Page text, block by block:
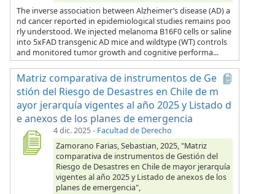
The inverse association between Alzheimer’s disease (AD) a
nd cancer reported in epidemiological studies remains poo
rly understood. We injected melanoma B16F0 cells or saline
into 5xFAD transgenic AD mice and wildtype (WT) controls
and monitored tumor growth and cognitive performa...
Matriz comparativa de instrumentos de Ge
stión del Riesgo de Desastres en Chile de m
ayor jerarquía vigentes al año 2025 y Listado d
e anexos de los planes de emergencia
4 dic. 2025- Facultad de Derecho
Zamorano Farias, Sebastian, 2025, "Matriz
comparativa de instrumentos de Gestión del
Riesgo de Desastres en Chile de mayor jerarquía
vigentes al año 2025 y Listado de anexos de los
planes de emergencia",